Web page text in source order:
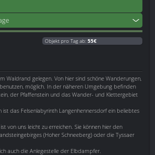
Objekt pro Tag ab: 55€
Waldrand gelegen. Von hier sind schöne Wanderungen,
möglich. In der näheren Umgebung befinden
der Pfaffenstein und das Wander- und Klettergebiet
ist das Felsenlabyrinth Langenhennersdorf ein beliebtes
von uns leicht zu erreichen. Sie können hier den
(Hoher Schneeberg) oder die Tyssaer
auch die Anlegestelle der Elbdampfer.